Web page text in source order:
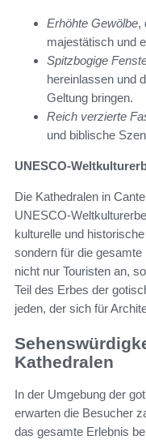
Erhöhte Gewölbe,
majestätisch und
Spitzbogige
hereinlassen und
Geltung bringen.
Reich verzierte
und biblische
UNESCO-
Die Kathedralen in
UNESCO-
kulturelle und
sondern für die
nicht nur Touristen an,
Teil des Erbes der
jeden, der sich für
Kathedralen
In der Umgebung der
erwarten die Besucher
das gesamte Erlebnis